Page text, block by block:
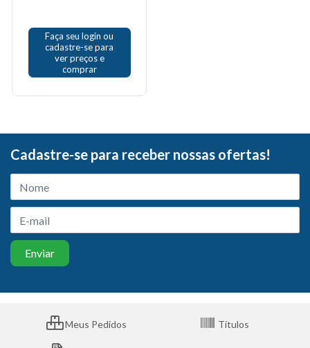
Faça seu login ou
cadastre-se para
ver preços e
comprar
Cadastre-se para receber nossas ofertas!
Meus Pedidos Títulos